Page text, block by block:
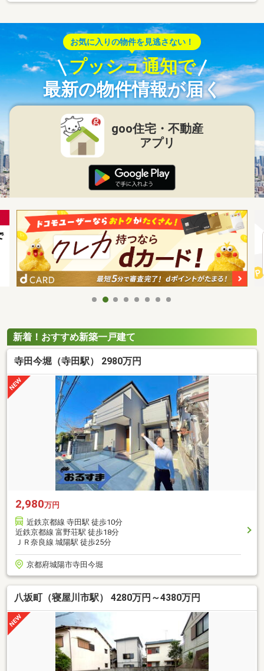
お気に入りの物件を見逃さない！
プッシュ通知で
最新の物件情報が届く
goo住宅・不動産
アプリ
新着！おすすめ新築一戸建て
寺田今堀（寺田駅） 2980万円
2,980万円
近鉄京都線 寺田駅 徒歩10分
近鉄京都線 富野荘駅 徒歩18分
ＪＲ奈良線 城陽駅 徒歩25分
京都府城陽市寺田今堀
八坂町（寝屋川市駅） 4280万円～4380万円